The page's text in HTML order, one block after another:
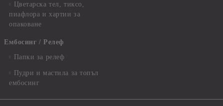
Цветарска тел, тиксо,
пиафлора и хартии за
опаковане
Ембосинг / Релеф
Папки за релеф
Пудри и мастила за топъл
ембосинг